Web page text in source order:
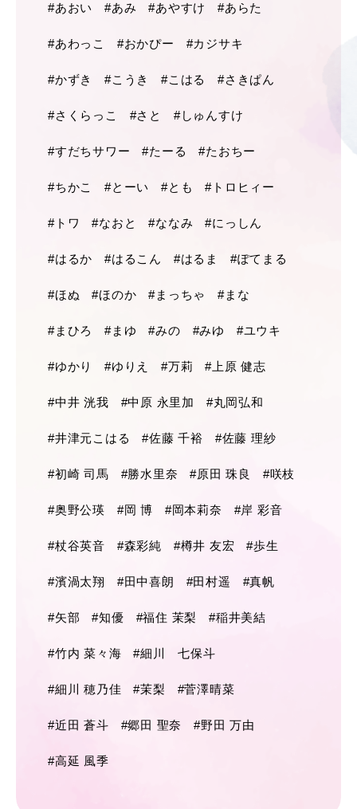
#あおい #あみ #あやすけ #あらた
#あわっこ #おかぴー #カジサキ
#かずき #こうき #こはる #さきぱん
#さくらっこ #さと #しゅんすけ
#すだちサワー #たーる #たおちー
#ちかこ #とーい #とも #トロヒィー
#トワ #なおと #ななみ #にっしん
#はるか #はるこん #はるま #ぽてまる
#ほぬ #ほのか #まっちゃ #まな
#まひろ #まゆ #みの #みゆ #ユウキ
#ゆかり #ゆりえ #万莉 #上原 健志
#中井 洸我 #中原 永里加 #丸岡弘和
#井津元こはる #佐藤 千裕 #佐藤 理紗
#初崎 司馬 #勝水里奈 #原田 珠良 #咲枝
#奥野公瑛 #岡 博 #岡本莉奈 #岸 彩音
#杖谷英音 #森彩純 #樽井 友宏 #歩生
#濱渦太翔 #田中喜朗 #田村遥 #真帆
#矢部 #知優 #福住 茉梨 #稲井美結
#竹内 菜々海 #細川 七保斗
#細川 穂乃佳 #茉梨 #菅澤晴菜
#近田 蒼斗 #郷田 聖奈 #野田 万由
#高延 風季